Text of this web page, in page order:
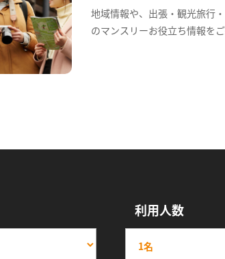
地域情報や、出張・観光旅行
のマンスリーお役立ち情報をご
利用人数